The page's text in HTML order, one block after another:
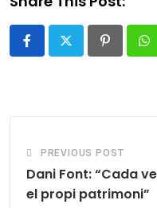
Pinterest
PREVIOUS POST
Dani Font: “Cada
el propi patrimoni”